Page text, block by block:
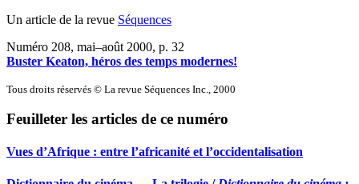
Un article de la revue Séquences
Numéro 208, mai–août 2000, p. 32
Buster Keaton, héros des temps modernes!
Tous droits réservés © La revue Séquences Inc., 2000
Feuilleter les articles de ce numéro
Vues d’Afrique : entre l’africanité et l’occidentalisation